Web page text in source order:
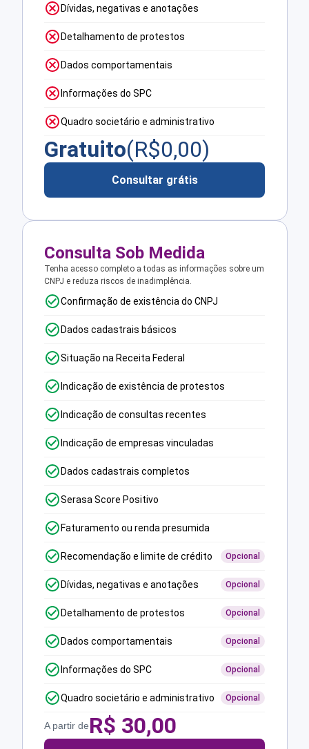
Dívidas, negativas e anotações
Detalhamento de protestos
Dados comportamentais
Informações do SPC
Quadro societário e administrativo
Gratuito(R$0,00)
Consultar grátis
Consulta Sob Medida
Tenha acesso completo a todas as informações sobre um
CNPJ e reduza riscos de inadimplência.
Confirmação de existência do CNPJ
Dados cadastrais básicos
Situação na Receita Federal
Indicação de existência de protestos
Indicação de consultas recentes
Indicação de empresas vinculadas
Dados cadastrais completos
Serasa Score Positivo
Faturamento ou renda presumida
Recomendação e limite de crédito Opcional
Dívidas, negativas e anotações Opcional
Detalhamento de protestos Opcional
Dados comportamentais Opcional
Informações do SPC Opcional
Quadro societário e administrativo Opcional
A partir deR$ 30,00